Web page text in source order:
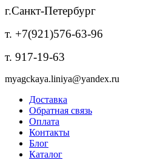
г.Санкт-Петербург
т. +7(921)576-63-96
т. 917-19-63
myagckaya.liniya@yandex.ru
Доставка
Обратная связь
Оплата
Контакты
Блог
Каталог